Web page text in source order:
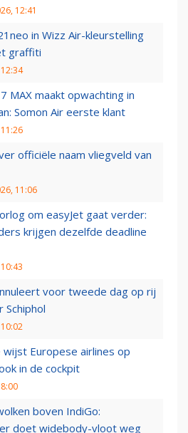
12:41
in Wizz Air-kleurstelling
graffiti
MAX maakt opwachting in
Somon Air eerste klant
officiële naam vliegveld van
11:06
om easyJet gaat verder:
krijgen dezelfde deadline
voor tweede dag op rij
Schiphol
wijst Europese airlines op
in de cockpit
boven IndiGo:
doet widebody-vloot weg